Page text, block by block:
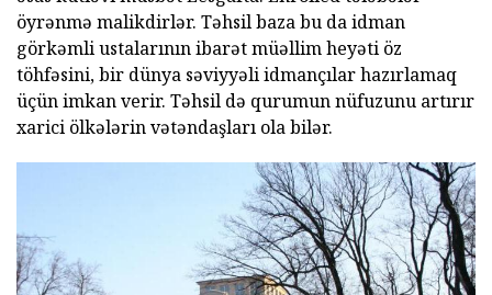
öyrənmə malikdirlər. Təhsil baza bu da idman
görkəmli ustalarının ibarət müəllim heyəti öz
töhfəsini, bir dünya səviyyəli idmançılar hazırlamaq
üçün imkan verir. Təhsil də qurumun nüfuzunu artırır
xarici ölkələrin vətəndaşları ola bilər.